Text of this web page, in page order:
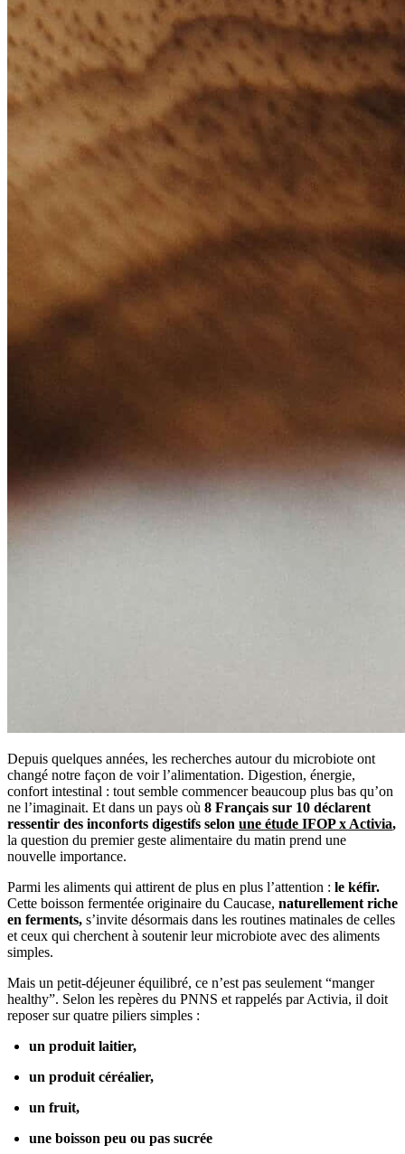
Depuis quelques années, les recherches autour du microbiote ont
changé notre façon de voir l’alimentation. Digestion, énergie,
confort intestinal : tout semble commencer beaucoup plus bas qu’on
ne l’imaginait. Et dans un pays où 8 Français sur 10 déclarent
ressentir des inconforts digestifs selon une étude IFOP x Activia,
la question du premier geste alimentaire du matin prend une
nouvelle importance.
Parmi les aliments qui attirent de plus en plus l’attention : le kéfir.
Cette boisson fermentée originaire du Caucase, naturellement riche
en ferments, s’invite désormais dans les routines matinales de celles
et ceux qui cherchent à soutenir leur microbiote avec des aliments
simples.
Mais un petit-déjeuner équilibré, ce n’est pas seulement “manger
healthy”. Selon les repères du PNNS et rappelés par Activia, il doit
reposer sur quatre piliers simples :
un produit laitier,
un produit céréalier,
un fruit,
une boisson peu ou pas sucrée